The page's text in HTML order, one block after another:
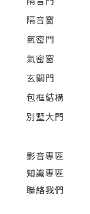
隔音窗
氣密門
氣密窗
玄關門
包框結構
別墅大門
影音專區
知識專區
聯絡我們